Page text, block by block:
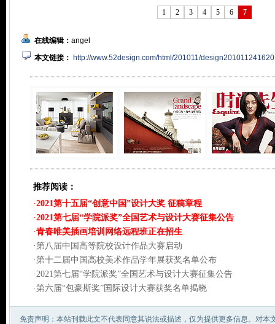
1 2 3 4 5 6 7
在线编辑： angel
本文链接：
http://www.52design.com/html/201011/
推荐阅读：
·2021第十五届“创意中国”设计大奖 征稿章程
·2021第七届“学院派奖”全国艺术与设计大赛征集公告
·青春唯美插画培训网络远程班正在招生
·第八届中国高等院校设计作品大赛启动
·第十二届中国高校美术作品学年展获奖名单公布
·2021第七届“学院派奖”全国艺术与设计大赛征集公告
·第六届“包豪斯奖”国际设计大赛获奖名单揭晓
免责声明：本站刊载此文不代表同意其说法或描述，仅为提供更多信息。对本